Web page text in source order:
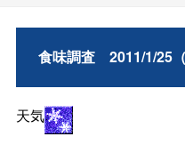
食味調査 2011/1/25（
天気